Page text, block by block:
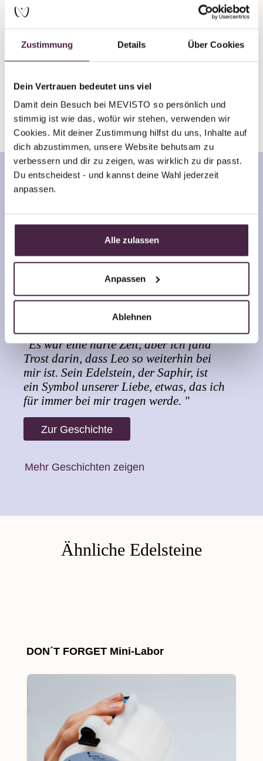
Zustimmung Details Über Cookies
Dein Vertrauen bedeutet uns viel
Damit dein Besuch bei MEVISTO so persönlich und
stimmig ist wie das, wofür wir stehen, verwenden wir
Cookies. Mit deiner Zustimmung hilfst du uns, Inhalte auf
dich abzustimmen, unsere Website behutsam zu
verbessern und dir zu zeigen, was wirklich zu dir passt.
Du entscheidest - und kannst deine Wahl jederzeit
anpassen.
Alle zulassen
Anpassen
Ablehnen
In 8 Wochen zum
Erinnerungsstück mit Edelstein
Claudia Liebscher
"Es war eine harte Zeit, aber ich fand
Trost darin, dass Leo so weiterhin bei
mir ist. Sein Edelstein, der Saphir, ist
ein Symbol unserer Liebe, etwas, das ich
für immer bei mir tragen werde. "
Zur Geschichte
Mehr Geschichten zeigen
Ähnliche Edelsteine
Produktgalerie überspringen
DON´T FORGET Mini-Labor